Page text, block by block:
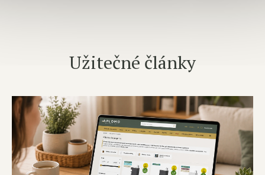
Užitečné články